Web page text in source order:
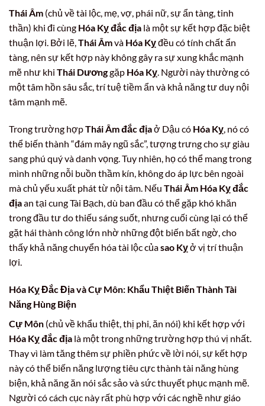
Thái Âm (chủ về tài lộc, mẹ, vợ, phái nữ, sự ẩn tàng, tinh
thần) khi đi cùng Hóa Kỵ đắc địa là một sự kết hợp đặc biệt
thuận lợi. Bởi lẽ,Thái Âmvà Hóa Kỵđều có tính chất ẩn
tàng, nên sự kết hợp này không gây ra sự xung khắc mạnh
mẽ như khi Thái Dươnggặp Hóa Kỵ. Người này thường có
một tâm hồn sâu sắc, trí tuệ tiềm ẩn và khả năng tư duy nội
tâm mạnh mẽ.
Trong trường hợpThái Âm đắc địaở Dậu có Hóa Kỵ, nó có
thể biến thành “đám mây ngũ sắc”, tượng trưng cho sự giàu
sang phú quý và danh vọng. Tuy nhiên, họ có thể mang trong
mình những nỗi buồn thầm kín, không do áp lực bên ngoài
mà chủ yếu xuất phát từ nội tâm. Nếu Thái Âm Hóa Kỵ đắc
địaan tại cung Tài Bạch, dù ban đầu có thể gặp khó khăn
trong đầu tư do thiếu sáng suốt, nhưng cuối cùng lại có thể
gặt hái thành công lớn nhờ những đột biến bất ngờ, cho
thấy khả năng chuyển hóa tài lộc củasao Kỵở vị trí thuận
lợi.
Hóa Kỵ Đắc Địa và Cự Môn: Khẩu Thiệt Biến Thành Tài
Năng Hùng Biện
Cự Môn (chủ về khẩu thiệt, thị phi, ăn nói) khi kết hợp với
Hóa Kỵ đắc địa là một trong những trường hợp thú vị nhất.
Thay vì làm tăng thêm sự phiền phức về lời nói, sự kết hợp
này có thể biến năng lượng tiêu cực thành tài năng hùng
biện, khả năng ăn nói sắc sảo và sức thuyết phục mạnh mẽ.
Người có cách cục này rất phù hợp với các nghề như giáo